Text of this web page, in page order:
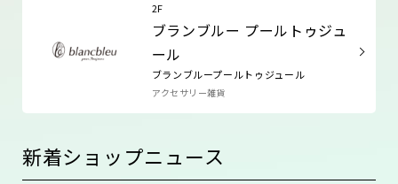
2F
ブランブルー プールトゥジュ
ール
ブランブループールトゥジュール
アクセサリー雑貨
新着ショップニュース